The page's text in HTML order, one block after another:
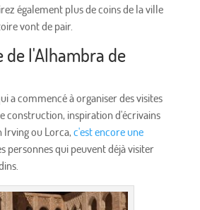
également plus de coins de la ville
vont de pair.
de l'Alhambra de
a commencé à organiser des visites
construction, inspiration d'écrivains
ou Lorca, c'est encore une
personnes qui peuvent déjà visiter